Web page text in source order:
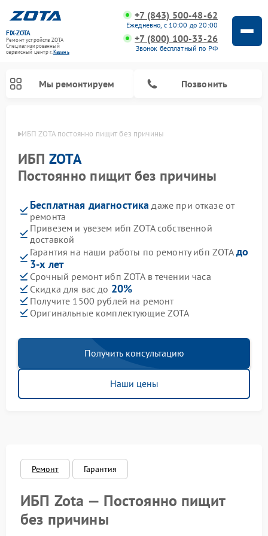
FIX-ZOTA
Ремонт устройств ZOTA
Специализированный
cервисный центр г.Казань
+7 (843) 500-48-62
Ежедневно, с 10:00 до 20:00
+7 (800) 100-33-26
Звонок бесплатный по РФ
Мы ремонтируем Позвонить
ИБП ZOTA постоянно пищит без причины
ИБП ZOTA
Постоянно пищит без причины
Бесплатная диагностика даже при отказе от
ремонта
Привезем и увезем ибп ZOTA собственной
доставкой
Гарантия на наши работы по ремонту ибп ZOTA до
3-х лет
Срочный ремонт ибп ZOTA в течении часа
Скидка для вас до 20%
Получите 1500 рублей на ремонт
Оригинальные комплектующие ZOTA
Получить консультацию
Наши цены
Ремонт Гарантия
ИБП Zota — Постоянно пищит
без причины